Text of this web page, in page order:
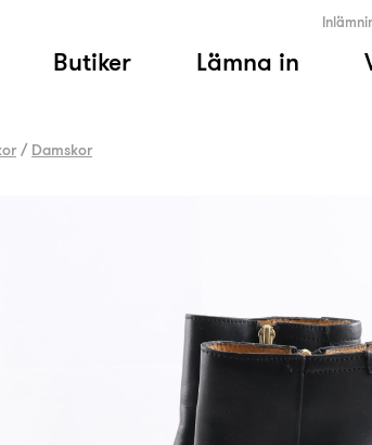
Butiker Lämna in
/ Damskor